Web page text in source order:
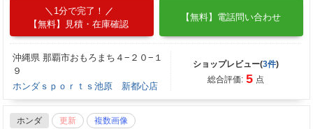
1分で完了！
【無料】見積・在庫確認
【無料】電話問い合わせ
沖縄県 那覇市おもろまち４−２０−１
９
ホンダｓｐｏｒｔｓ池原 新都心店
ショップレビュー(3件)
総合評価: 5 点
ホンダ 更新 複数画像